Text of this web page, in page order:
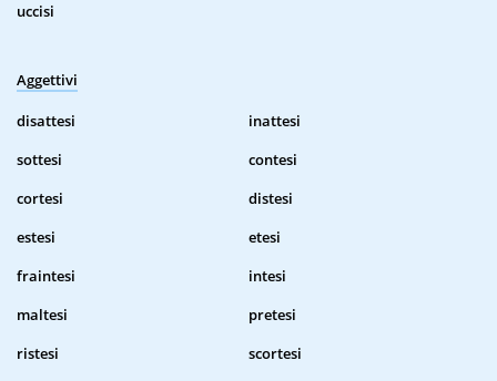
uccisi
Aggettivi
disattesi
inattesi
sottesi
contesi
cortesi
distesi
estesi
etesi
fraintesi
intesi
maltesi
pretesi
ristesi
scortesi